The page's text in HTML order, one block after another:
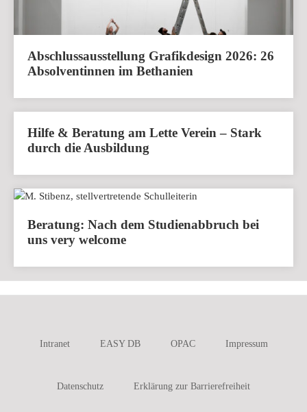
Abschlussausstellung Grafikdesign 2026: 26
Absolventinnen im Bethanien
Hilfe & Beratung am Lette Verein – Stark
durch die Ausbildung
Beratung: Nach dem Studienabbruch bei
uns very welcome
Intranet EASY DB OPAC Impressum
Datenschutz Erklärung zur Barrierefreiheit